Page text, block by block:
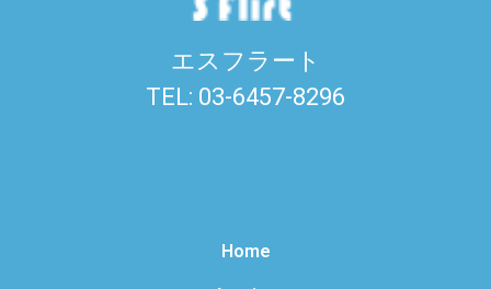
エスフラート
TEL: 03-6457-8296
Home